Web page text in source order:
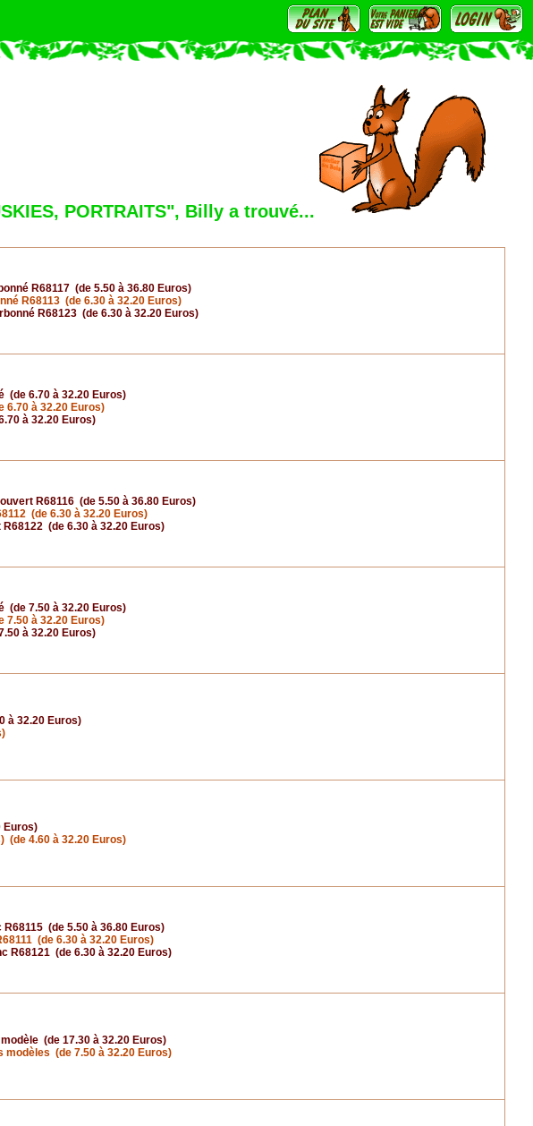
PORTRAITS", Billy a trouvé...
R68117 (de 5.50 à 36.80 Euros)
R68113 (de 6.30 à 32.20 Euros)
R68123 (de 6.30 à 32.20 Euros)
(de 6.70 à 32.20 Euros)
6.70 à 32.20 Euros)
à 32.20 Euros)
R68116 (de 5.50 à 36.80 Euros)
(de 6.30 à 32.20 Euros)
(de 6.30 à 32.20 Euros)
(de 7.50 à 32.20 Euros)
7.50 à 32.20 Euros)
à 32.20 Euros)
à 32.20 Euros)
Euros)
(de 4.60 à 32.20 Euros)
(de 5.50 à 36.80 Euros)
(de 6.30 à 32.20 Euros)
R68121 (de 6.30 à 32.20 Euros)
(de 17.30 à 32.20 Euros)
(de 7.50 à 32.20 Euros)